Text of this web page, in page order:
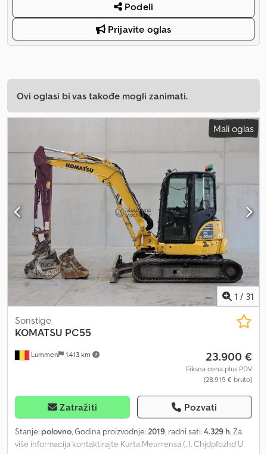
Podeli
Prijavite oglas
Ovi oglasi bi vas takođe mogli zanimati.
Mali oglas
1 / 31
Lummen 1.413 km
Sonstige
KOMATSU PC55
23.900 €
Fiksna cena plus PDV
(28.919 € bruto)
Zatražiti Pozvati
Stanje: polovno, Godina proizvodnje: 2019, radni sati:4.329 h, Za
više informacija kontaktirajte Kurta Meurrensa (, ). Chjdpfozhd U